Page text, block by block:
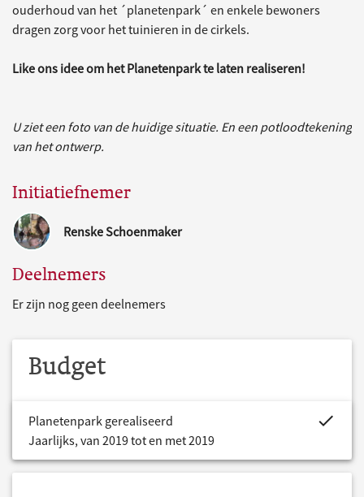
ouderhoud van het ´planetenpark´ en enkele bewoners
dragen zorg voor het tuinieren in de cirkels.
Like ons idee om het Planetenpark te laten realiseren!
U ziet een foto van de huidige situatie. En een potloodtekening
van het ontwerp.
Initiatiefnemer
Renske Schoenmaker
Deelnemers
Er zijn nog geen deelnemers
Budget
Planetenpark gerealiseerd
Jaarlijks, van 2019 tot en met 2019